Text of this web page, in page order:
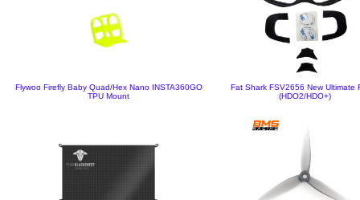
Flywoo Firefly Baby Quad/Hex Nano INSTA360GO
TPU Mount
Fat Shark FSV2656 New Ultimate
(HDO2/HDO+)